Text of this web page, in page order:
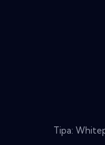
Tipa: